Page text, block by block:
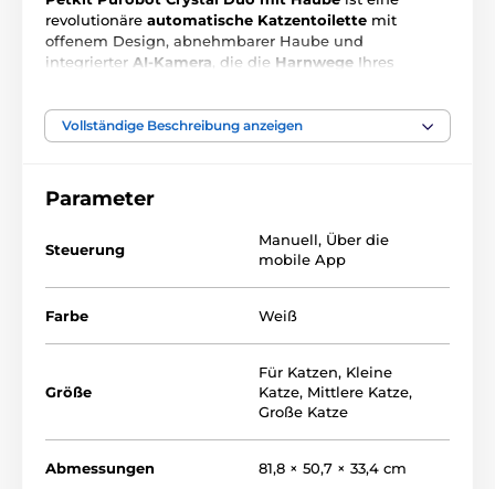
revolutionäre automatische Katzentoilette mit
offenem Design, abnehmbarer Haube und
integrierter AI-Kamera , die die Harnwege Ihres
mit speziellemSilikatstreubietet sie bis zu
bessere Geruchskontrolleund hält die Toilettebis zu
Geruchsabsorber N60
Geruchsentfernung
Kätzchen
oder Senioren,
großzügigen Platz für
große Rassenund100%
. Das alles mit smarter Verbindung
überWi‑Fiund einem detaillierten Überblick in der
Mobil-App
Vollständige Beschreibung anzeigen
Parameter
Steuerung
Manuell, Über die
mobile App
Farbe Weiß
Größe
Für Katzen, Kleine
Katze, Mittlere Katze,
Große Katze
Abmessungen 81,8 × 50,7 × 33,4 cm